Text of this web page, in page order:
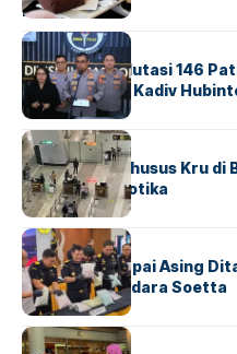
Indonesia
BERITA
Mabes Polri Mutasi 146
Untung Jabat Kadiv
BANDARABERITA
Ketika Jalur Khusus Kru di
Sindikat Narkotika
BANDARA BERITA
Kopilot Maskapai Asing
Ekstasi di Bandara Soetta
BERITAINDEX